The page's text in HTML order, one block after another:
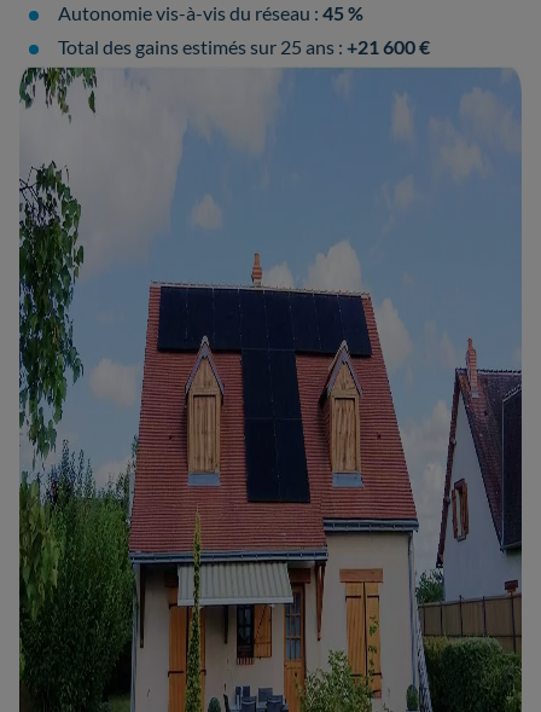
Autonomie vis-à-vis du réseau : 45 %
Total des gains estimés sur 25 ans : +21 600 €